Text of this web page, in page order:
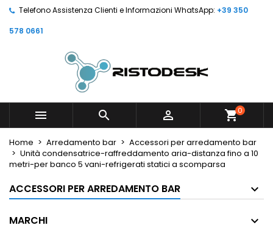
Telefono Assistenza Clienti e Informazioni WhatsApp: +39 350
578 0661
   shopping_cart0
Home Arredamento bar
Accessori per arredamento bar
Unità condensatrice-raffreddamento aria-distanza fino a 10
metri-per banco 5 vani-refrigerati statici a scomparsa
ACCESSORI PER ARREDAMENTO BAR
MARCHI